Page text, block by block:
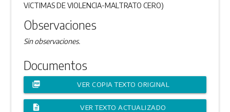
VíCTIMAS DE VIOLENCIA-MALTRATO CERO)
Observaciones
Sin observaciones.
Documentos
picture_as_pdf VER COPIA TEXTO ORIGINAL
description VER TEXTO ACTUALIZADO